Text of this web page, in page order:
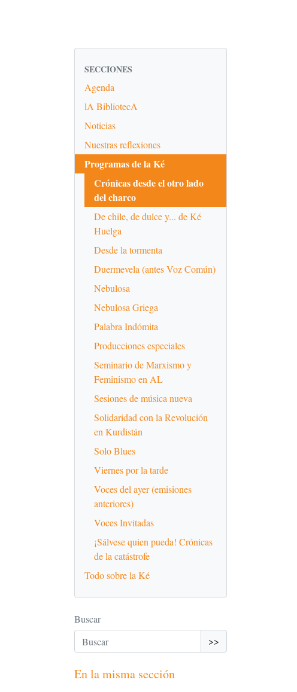
SECCIONES
Agenda
lA BibliotecA
Noticias
Nuestras reflexiones
Programas de la Ké
Crónicas desde el otro lado
del charco
De chile, de dulce y... de Ké
Huelga
Desde la tormenta
Duermevela (antes Voz Común)
Nebulosa
Nebulosa Griega
Palabra Indómita
Producciones especiales
Seminario de Marxismo y
Feminismo en AL
Sesiones de música nueva
Solidaridad con la Revolución
en Kurdistán
Solo Blues
Viernes por la tarde
Voces del ayer (emisiones
anteriores)
Voces Invitadas
¡Sálvese quien pueda! Crónicas
de la catástrofe
Todo sobre la Ké
Buscar
>>
En la misma sección